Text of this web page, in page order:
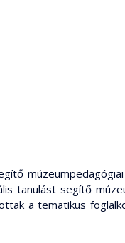
múzeumpedagógiai
tanulást segítő
a tematikus